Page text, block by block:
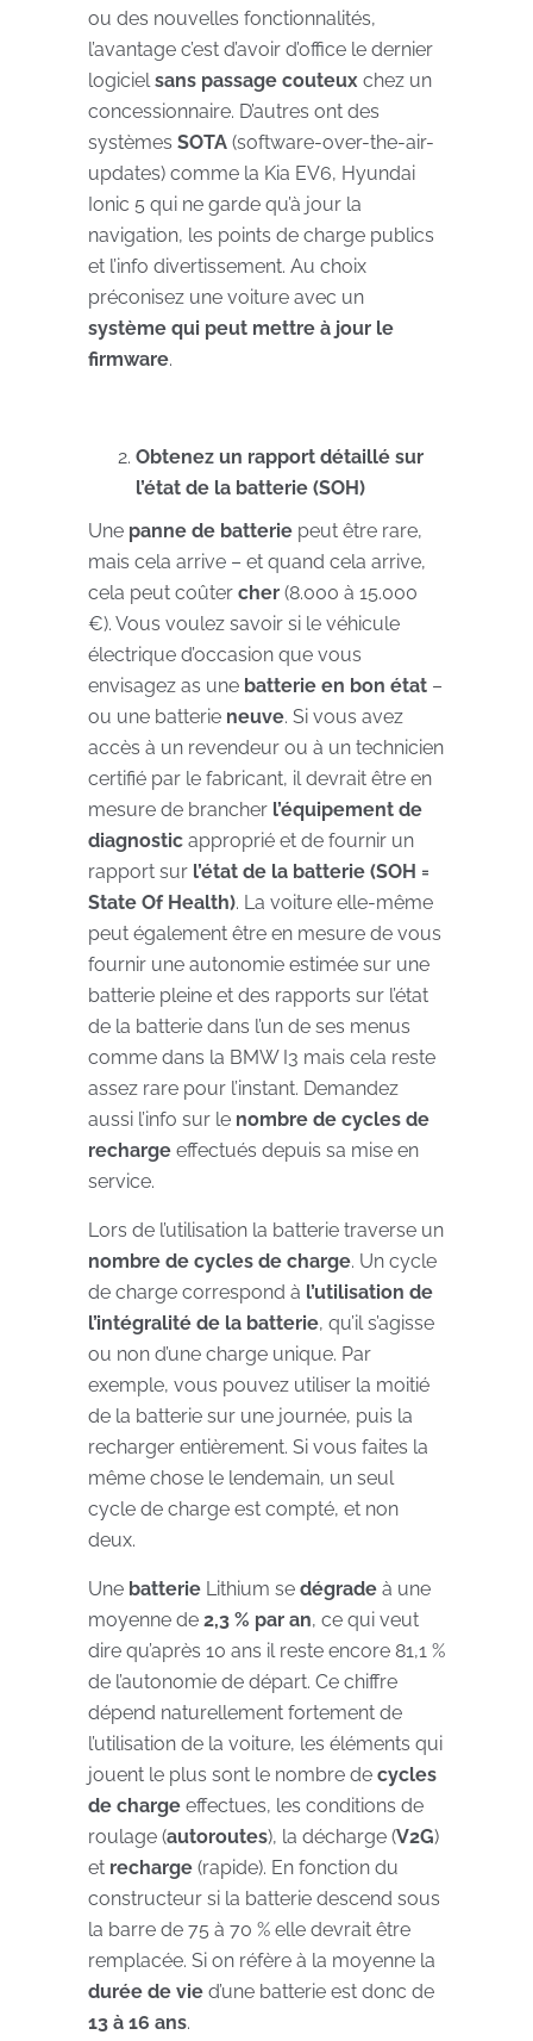
ou des nouvelles fonctionnalités,
l’avantage c’est d’avoir d’office le dernier
logicielsans passage couteux chez un
concessionnaire. D’autres ont des
systèmes SOTA (software-over-the-air-
updates) comme la Kia EV6, Hyundai
Ionic 5 qui ne garde qu’à jour la
navigation, les points de charge publics
et l’info divertissement. Au choix
préconisez une voiture avec un
système qui peut mettre à jour le
firmware.
Obtenez un rapport détaillé sur
l’état de la batterie (SOH)
Une panne de batterie peut être rare,
mais cela arrive – et quand cela arrive,
cela peut coûter cher (8.000 à 15.000
€). Vous voulez savoir si le véhicule
électrique d’occasion que vous
envisagez as une batterie en bon état –
ou une batterie neuve. Si vous avez
accès à un revendeur ou à un technicien
certifié par le fabricant, il devrait être en
mesure de brancher l’équipement de
diagnostic approprié et de fournir un
rapport sur l’état de la batterie (SOH =
State Of Health). La voiture elle-même
peut également être en mesure de vous
fournir une autonomie estimée sur une
batterie pleine et des rapports sur l’état
de la batterie dans l’un de ses menus
comme dans la BMW I3 mais cela reste
assez rare pour l’instant. Demandez
aussi l’info sur le nombre de cycles de
recharge effectués depuis sa mise en
service.
Lors de l’utilisation la batterie traverse un
nombre de cycles de charge. Un cycle
de charge correspond à l’utilisation de
l’intégralité de la batterie, qu’il s’agisse
ou non d’une charge unique. Par
exemple, vous pouvez utiliser la moitié
de la batterie sur une journée, puis la
recharger entièrement. Si vous faites la
même chose le lendemain, un seul
cycle de charge est compté, et non
deux.
Une batterie Lithium se dégrade à une
moyenne de 2,3 % par an, ce qui veut
dire qu’après 10 ans il reste encore 81,1 %
de l’autonomie de départ. Ce chiffre
dépend naturellement fortement de
l’utilisation de la voiture, les éléments qui
jouent le plus sont le nombre de cycles
de charge effectues, les conditions de
roulage (autoroutes), la décharge (V2G)
et recharge (rapide). En fonction du
constructeur si la batterie descend sous
la barre de 75 à 70 % elle devrait être
remplacée. Si on réfère à la moyenne la
durée de vie d’une batterie est donc de
13 à 16 ans.